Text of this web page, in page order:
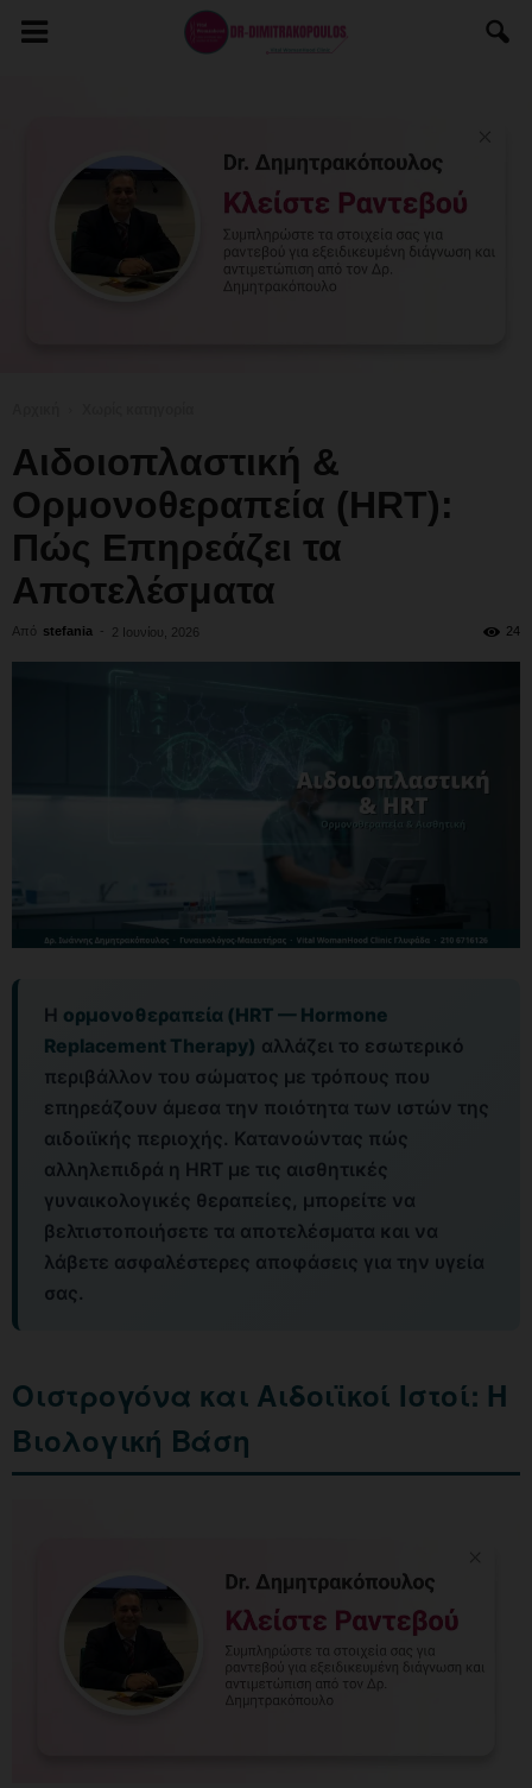
Αιδοιοπλαστική &
Ορμονοθεραπεία (HRT):
Πώς Επηρεάζει τα
Αποτελέσματα
Από stefania - 2 Ιουνίου, 2026 24
Η ορμονοθεραπεία (HRT — Hormone
Replacement Therapy) αλλάζει το εσωτερικό
περιβάλλον του σώματος με τρόπους που
επηρεάζουν άμεσα την ποιότητα των ιστών της
αιδοιϊκής περιοχής. Κατανοώντας πώς
αλληλεπιδρά η HRT με τις αισθητικές
γυναικολογικές θεραπείες, μπορείτε να
βελτιστοποιήσετε τα αποτελέσματα και να
λάβετε ασφαλέστερες αποφάσεις για την υγεία
σας.
Οιστρογόνα και Αιδοιϊκοί Ιστοί: Η
Βιολογική Βάση